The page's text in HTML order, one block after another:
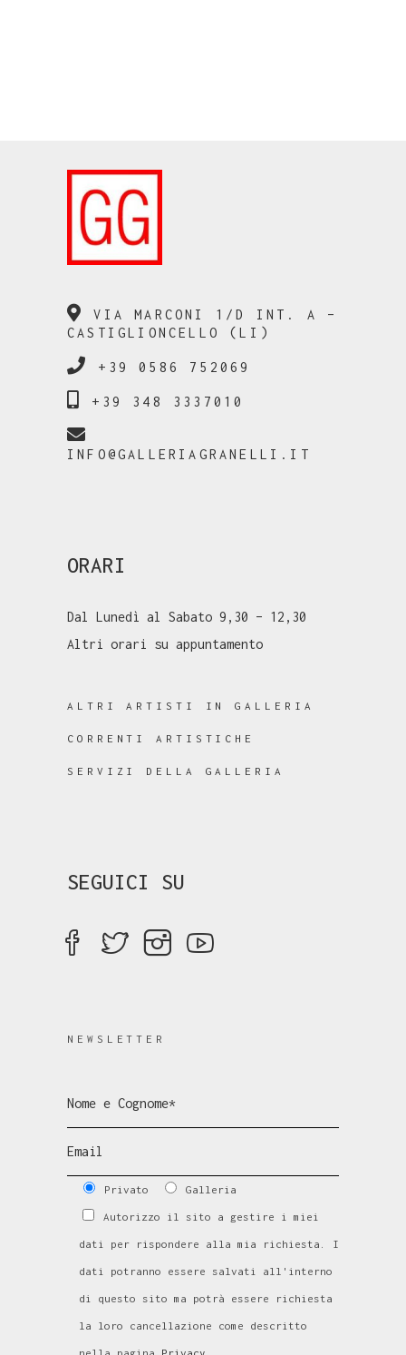
VIA MARCONI 1/D INT. A –
CASTIGLIONCELLO (LI)
+39 0586 752069
+39 348 3337010
INFO@GALLERIAGRANELLI.IT
ORARI
Dal Lunedì al Sabato 9,30 – 12,30
Altri orari su appuntamento
ALTRI ARTISTI IN GALLERIA
CORRENTI ARTISTICHE
SERVIZI DELLA GALLERIA
SEGUICI SU
NEWSLETTER
Privato Galleria
Autorizzo il sito a gestire i miei
dati per rispondere alla mia richiesta. I
dati potranno essere salvati all'interno
di questo sito ma potrà essere richiesta
la loro cancellazione come descritto
nella pagina Privacy